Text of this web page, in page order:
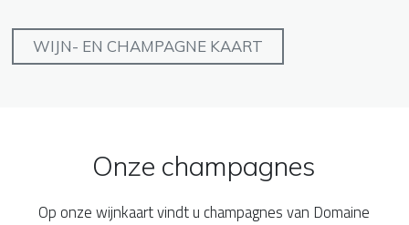
WIJN- EN CHAMPAGNE KAART
Onze champagnes
Op onze wijnkaart vindt u champagnes van Domaine